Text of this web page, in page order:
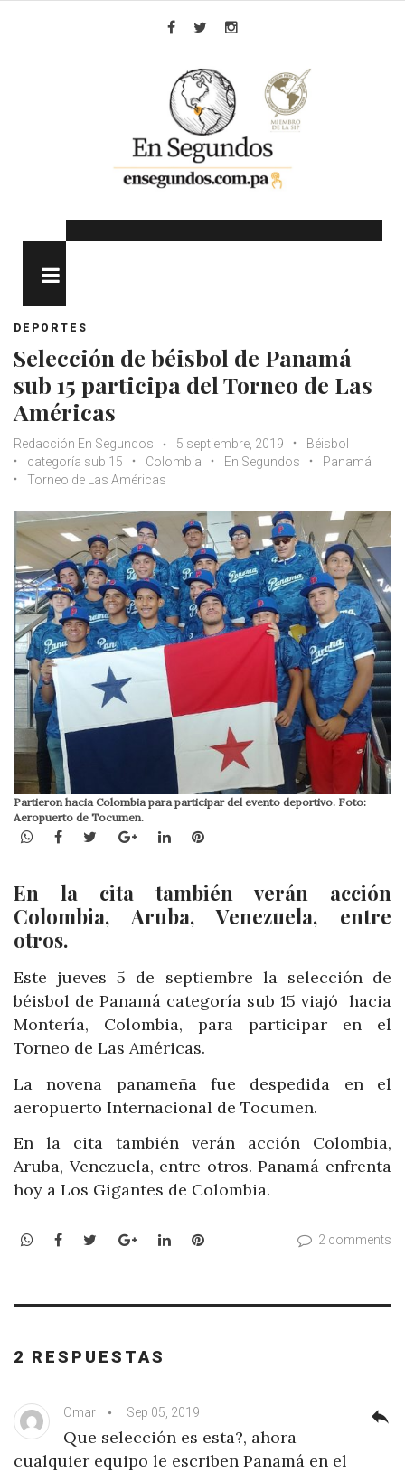
DEPORTES
Selección de béisbol de Panamá
sub 15 participa del Torneo de Las
Américas
Redacción En Segundos 5 septiembre, 2019
Béisbol
categoría sub 15
Colombia En Segundos
Panamá
Torneo de Las Américas
Partieron hacia Colombia para participar del evento deportivo. Foto:
Aeropuerto de Tocumen.
WhatsApp
Facebook
TwitterGoogle+LinkedInPinterest
En la cita también verán acción
Colombia, Aruba, Venezuela, entre
otros.
Este jueves 5 de septiembre la selección de
béisbol de Panamá categoría sub 15 viajó hacia
Montería, Colombia, para participar en el
Torneo de Las Américas.
La novena panameña fue despedida en el
aeropuerto Internacional de Tocumen.
En la cita también verán acción Colombia,
Aruba, Venezuela, entre otros. Panamá enfrenta
hoy a Los Gigantes de Colombia.
WhatsApp
Facebook
TwitterGoogle+LinkedInPinterest 2 comments
2 RESPUESTAS
Omar Sep 05, 2019
Que selección es esta?, ahora
cualquier equipo le escriben Panamá en el
reply